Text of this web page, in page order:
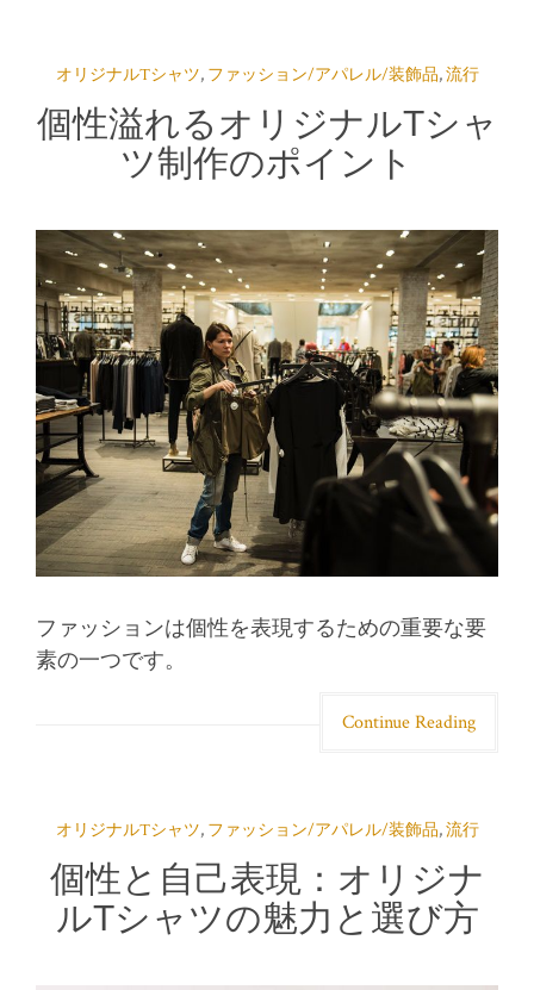
オリジナルTシャツ, ファッション/アパレル/装飾品,流行
個性溢れるオリジナルTシャ
ツ制作のポイント
ファッションは個性を表現するための重要な要
素の一つです。
Continue Reading
オリジナルTシャツ, ファッション/アパレル/装飾品,流行
個性と自己表現：オリジナ
ルTシャツの魅力と選び方